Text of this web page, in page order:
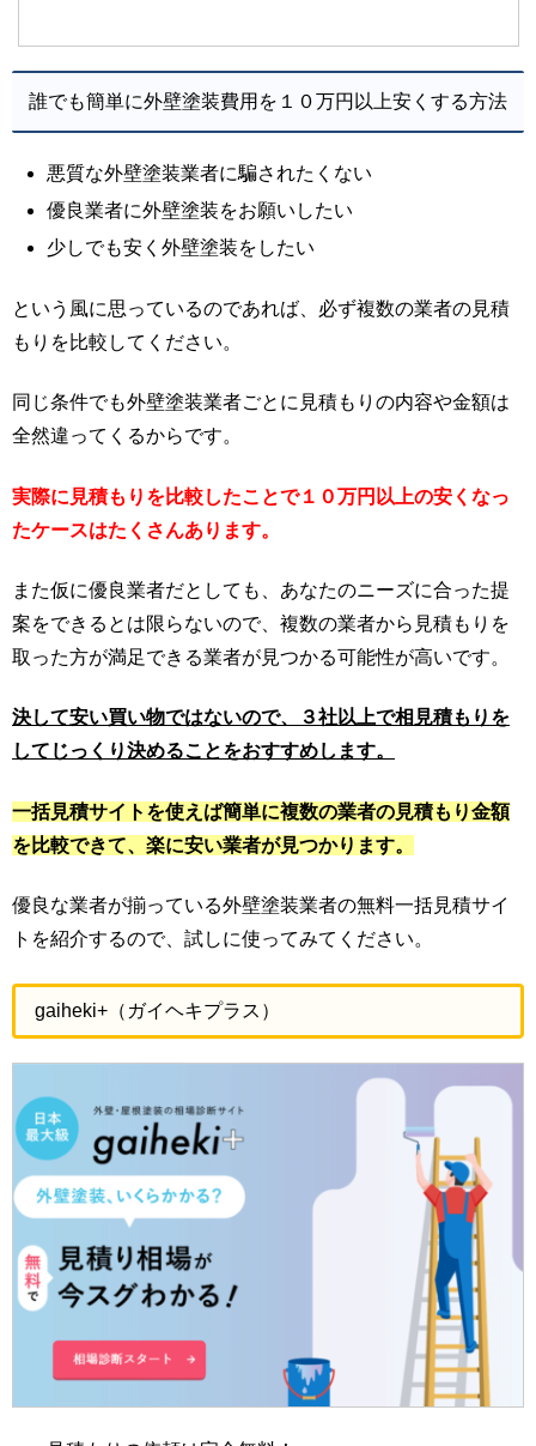
誰でも簡単に外壁塗装費用を１０万円以上安くする方法
悪質な外壁塗装業者に騙されたくない
優良業者に外壁塗装をお願いしたい
少しでも安く外壁塗装をしたい
という風に思っているのであれば、必ず複数の業者の見積
もりを比較してください。
同じ条件でも外壁塗装業者ごとに見積もりの内容や金額は
全然違ってくるからです。
実際に見積もりを比較したことで１０万円以上の安くなっ
たケースはたくさんあります。
また仮に優良業者だとしても、あなたのニーズに合った提
案をできるとは限らないので、複数の業者から見積もりを
取った方が満足できる業者が見つかる可能性が高いです。
決して安い買い物ではないので、３社以上で相見積もりを
してじっくり決めることをおすすめします。
一括見積サイトを使えば簡単に複数の業者の見積もり金額
を比較できて、楽に安い業者が見つかります。
優良な業者が揃っている外壁塗装業者の無料一括見積サイ
トを紹介するので、試しに使ってみてください。
gaiheki+（ガイヘキプラス）